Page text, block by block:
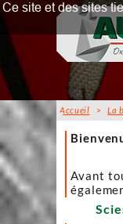
Accueil >La
Accueil
Avant
afin
Ce site et des sites